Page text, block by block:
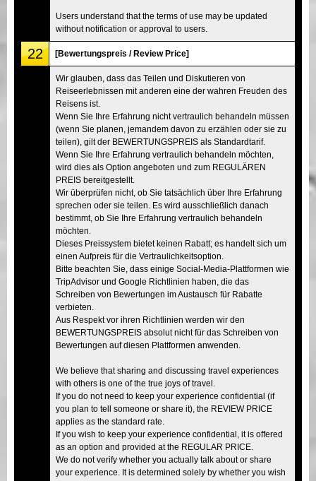
Users understand that the terms of use may be updated
without notification or approval to users.
22 [Bewertungspreis / Review Price]
Wir glauben, dass das Teilen und Diskutieren von
Reiseerlebnissen mit anderen eine der wahren Freuden des
Reisens ist.
Wenn Sie Ihre Erfahrung nicht vertraulich behandeln müssen
(wenn Sie planen, jemandem davon zu erzählen oder sie zu
teilen), gilt der BEWERTUNGSPREIS als Standardtarif.
Wenn Sie Ihre Erfahrung vertraulich behandeln möchten,
wird dies als Option angeboten und zum REGULÄREN
PREIS bereitgestellt.
Wir überprüfen nicht, ob Sie tatsächlich über Ihre Erfahrung
sprechen oder sie teilen. Es wird ausschließlich danach
bestimmt, ob Sie Ihre Erfahrung vertraulich behandeln
möchten.
Dieses Preissystem bietet keinen Rabatt; es handelt sich um
einen Aufpreis für die Vertraulichkeitsoption.
Bitte beachten Sie, dass einige Social-Media-Plattformen wie
TripAdvisor und Google Richtlinien haben, die das
Schreiben von Bewertungen im Austausch für Rabatte
verbieten.
Aus Respekt vor ihren Richtlinien werden wir den
BEWERTUNGSPREIS absolut nicht für das Schreiben von
Bewertungen auf diesen Plattformen anwenden.
We believe that sharing and discussing travel experiences
with others is one of the true joys of travel.
If you do not need to keep your experience confidential (if
you plan to tell someone or share it), the REVIEW PRICE
applies as the standard rate.
If you wish to keep your experience confidential, it is offered
as an option and provided at the REGULAR PRICE.
We do not verify whether you actually talk about or share
your experience. It is determined solely by whether you wish